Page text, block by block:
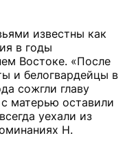
известны как
в годы
Востоке. «После
и белогвардейцы в
сожгли главу
матерью оставили
уехали из
Н.